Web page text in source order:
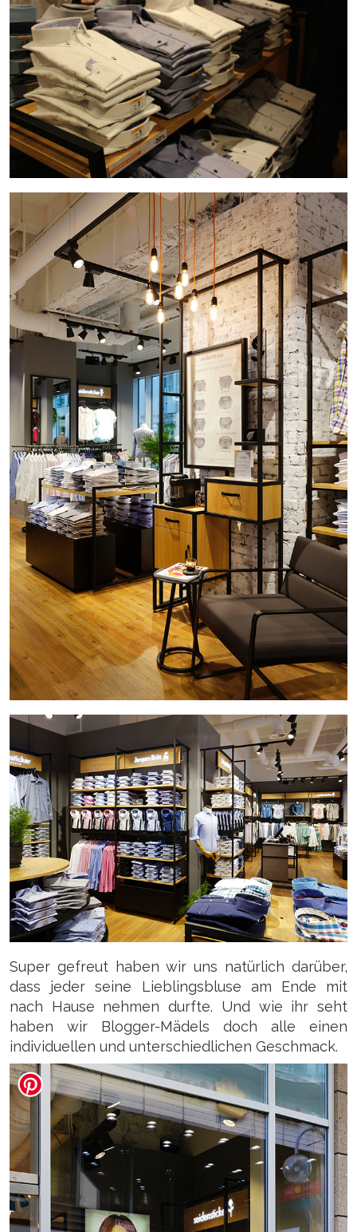
Super gefreut haben wir uns natürlich darüber,
dass jeder seine Lieblingsbluse am Ende mit
nach Hause nehmen durfte. Und wie ihr seht
haben wir Blogger-Mädels doch alle einen
individuellen und unterschiedlichen Geschmack.